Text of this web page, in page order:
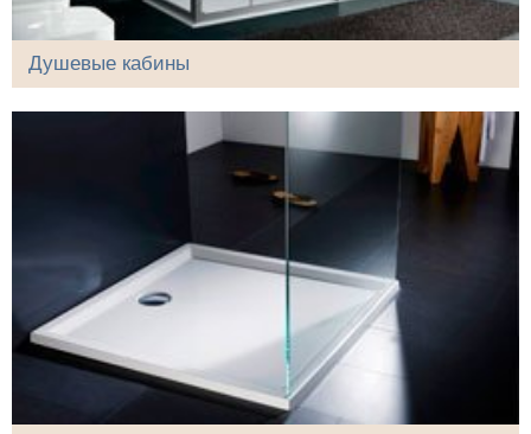
Душевые кабины